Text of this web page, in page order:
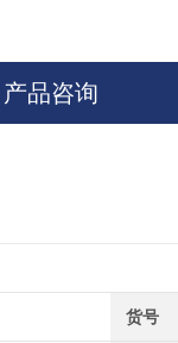
产品咨询
货号